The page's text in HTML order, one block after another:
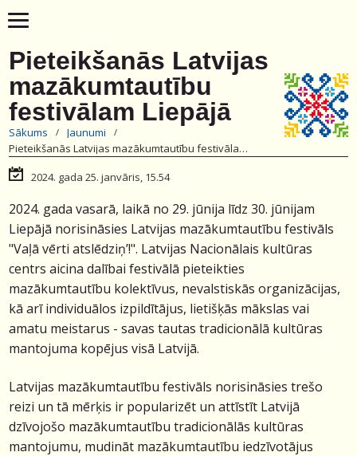
Pieteikšanās Latvijas
mazākumtautību
festivālam Liepājā
Sākums
Jaunumi
Pieteikšanās Latvijas mazākumtautību festivālam Liepājā
2024. gada 25. janvāris, 15.54
2024. gada vasarā, laikā no 29. jūnija līdz 30. jūnijam
Liepājā norisināsies Latvijas mazākumtautību festivāls
"Vaļā vērti atslēdziņ’!". Latvijas Nacionālais kultūras
centrs aicina dalībai festivālā pieteikties
mazākumtautību kolektīvus, nevalstiskās organizācijas,
kā arī individuālos izpildītājus, lietišķās mākslas vai
amatu meistarus - savas tautas tradicionālā kultūras
mantojuma kopējus visā Latvijā.
Latvijas mazākumtautību festivāls norisināsies trešo
reizi un tā mērķis ir popularizēt un attīstīt Latvijā
dzīvojošo mazākumtautību tradicionālās kultūras
mantojumu, mudināt mazākumtautību iedzīvotājus